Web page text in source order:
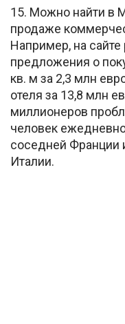
15. Можно найти в
продаже
Например, на сайте
предложения о
кв. м за 2,3 млн
отеля за 13,8 млн
миллионеров
человек
соседней Франции
Италии.